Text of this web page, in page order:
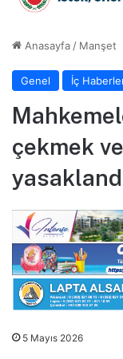
Anasayfa / Manşet
Genel İç
çekmek
5 Mayıs 2026